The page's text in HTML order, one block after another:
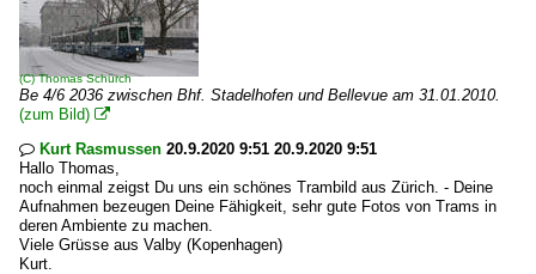
(C)Thomas Schürch
Be 4/6 2036 zwischen Bhf. Stadelhofen und Bellevue am 31.01.2010.
(zum Bild) 
 Kurt Rasmussen 20.9.2020 9:51 20.9.2020 9:51
Hallo Thomas,
noch einmal zeigst Du uns ein schönes Trambild aus Zürich. - Deine
Aufnahmen bezeugen Deine Fähigkeit, sehr gute Fotos von Trams in
deren Ambiente zu machen.
Viele Grüsse aus Valby (Kopenhagen)
Kurt.